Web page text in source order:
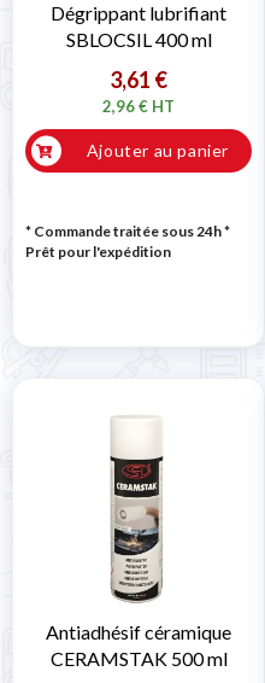
Dégrippant lubrifiant
SBLOCSIL 400 ml
3,61 €
2,96 € HT
Ajouter au panier
* Commande traitée sous 24h*
Prêt pour l'expédition
Antiadhésif céramique
CERAMSTAK 500 ml